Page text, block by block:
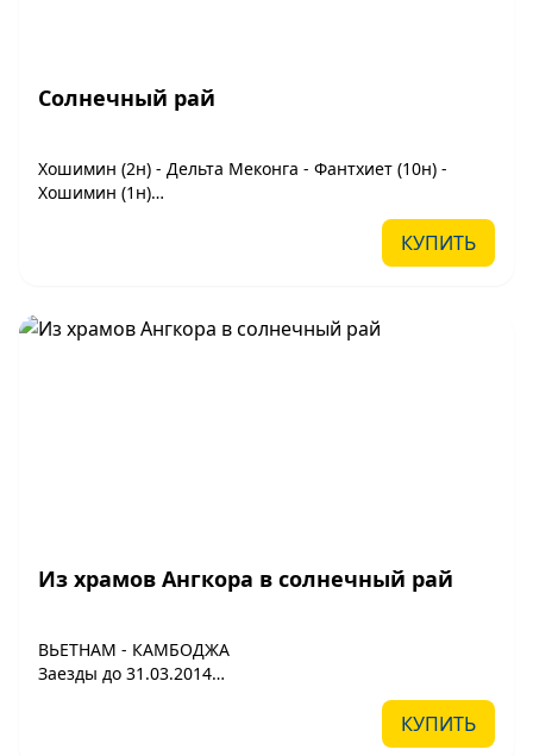
Солнечный рай
Хошимин (2н) - Дельта Меконга - Фантхиет (10н) -
Хошимин (1н)
КУПИТЬ
Из храмов Ангкора в солнечный рай
ВЬЕТНАМ - КАМБОДЖА
Заезды до 31.03.2014
КУПИТЬ